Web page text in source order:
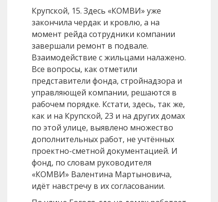
Крупской, 15. Здесь «КОМВИ» уже
закончила чердак и кровлю, а на
момент рейда сотрудники компании
завершали ремонт в подвале.
Взаимодействие с жильцами налажено.
Все вопросы, как отметили
представители фонда, стройнадзора и
управляющей компании, решаются в
рабочем порядке. Кстати, здесь, так же,
как и на Крупской, 23 и на других домах
по этой улице, выявлено множество
дополнительных работ, не учтённых
проектно-сметной документацией. И
фонд, по словам руководителя
«КОМВИ» Валентина Мартыновича,
идёт навстречу в их согласовании.